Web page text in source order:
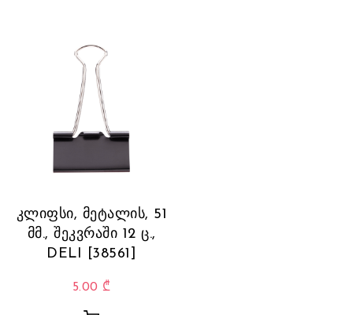
კლიფსი, მეტალის, 51
მმ., შეკვრაში 12 ც.,
DELI [38561]
5.00 ₾